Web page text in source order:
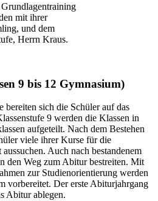
mit ihrer
und dem
Herrn Kraus.
9 bis 12 Gymnasium)
bereiten sich die Schüler auf das
9 werden die Klassen in
aufgeteilt. Nach dem Bestehen
viele ihrer Kurse für die
Auch nach bestandenem
den Weg zum Abitur bestreiten. Mit
zur Studienorientierung werden
vorbereitet. Der erste Abiturjahrgang
Abitur ablegen.